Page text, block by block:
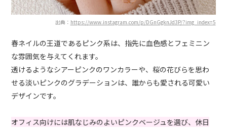
出典： https://www.instagram.com/p/DGnGgknJd3P/?img_index=5
春ネイルの王道であるピンク系は、指先に血色感とフェミニン
な雰囲気を与えてくれます。
透けるようなシアーピンクのワンカラーや、桜の花びらを思わ
せる淡いピンクのグラデーションは、誰からも愛される可愛い
デザインです。
オフィス向けには肌なじみのよいピンクベージュを選び、休日